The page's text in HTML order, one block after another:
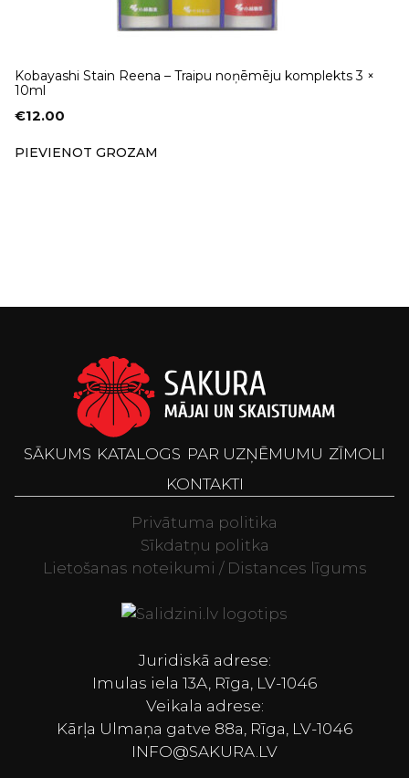
Kobayashi Stain Reena – Traipu noņēmēju komplekts 3 ×
10ml
€12.00
PIEVIENOT GROZAM
SĀKUMS KATALOGS PAR UZŅĒMUMU ZĪMOLI
KONTAKTI
Privātuma politika
Sīkdatņu politka
Lietošanas noteikumi / Distances līgums
Juridiskā adrese:
Imulas iela 13A, Rīga, LV-1046
Veikala adrese:
Kārļa Ulmaņa gatve 88a, Rīga, LV-1046
INFO@SAKURA.LV